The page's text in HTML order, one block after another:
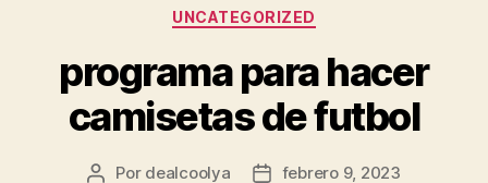
Categorías
UNCATEGORIZED
programa para hacer
camisetas de futbol
Autor
Por dealcoolya
Fechafebrero 9, 2023